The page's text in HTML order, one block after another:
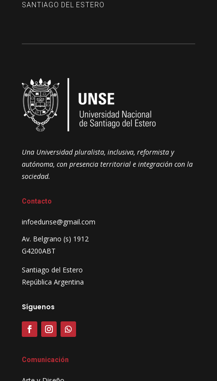
SANTIAGO DEL ESTERO
Una Universidad pluralista, inclusiva, reformista y
autónoma, con presencia territorial e integración con la
sociedad.
Contacto
infoedunse@gmail.com
Av. Belgrano (s) 1912
G4200ABT
Santiago del Estero
República Argentina
Síguenos
Comunicación